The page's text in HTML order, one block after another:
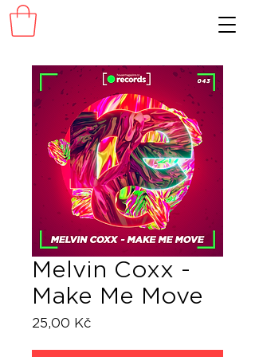
Melvin Coxx -
Make Me Move
25,00 Kč